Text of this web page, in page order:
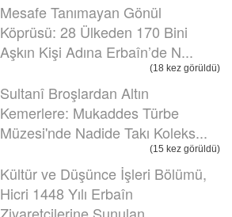
Mesafe Tanımayan Gönül
Köprüsü: 28 Ülkeden 170 Bini
Aşkın Kişi Adına Erbaîn’de N...
(18 kez görüldü)
Sultanî Broşlardan Altın
Kemerlere: Mukaddes Türbe
Müzesi'nde Nadide Takı Koleks...
(15 kez görüldü)
Kültür ve Düşünce İşleri Bölümü,
Hicri 1448 Yılı Erbaîn
Ziyaretçilerine Sunulan ...